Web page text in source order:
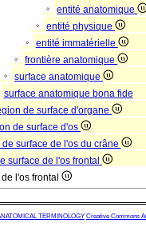
entité anatomique
entité physique
entité immatérielle
frontière anatomique
surface anatomique
surface anatomique bona fide
de surface d'organe
de surface d'os
surface de l'os du crâne
surface de l'os frontal
l'os frontal
TERMINOLOGY Creative Commons